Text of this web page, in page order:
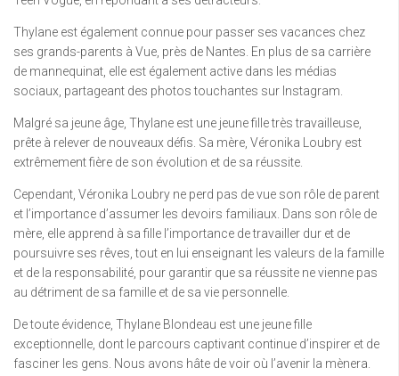
Thylane est également connue pour passer ses vacances chez
ses grands-parents à Vue, près de Nantes. En plus de sa carrière
de mannequinat, elle est également active dans les médias
sociaux, partageant des photos touchantes sur Instagram.
Malgré sa jeune âge, Thylane est une jeune fille très travailleuse,
prête à relever de nouveaux défis. Sa mère, Véronika Loubry est
extrêmement fière de son évolution et de sa réussite.
Cependant, Véronika Loubry ne perd pas de vue son rôle de parent
et l’importance d’assumer les devoirs familiaux. Dans son rôle de
mère, elle apprend à sa fille l’importance de travailler dur et de
poursuivre ses rêves, tout en lui enseignant les valeurs de la famille
et de la responsabilité, pour garantir que sa réussite ne vienne pas
au détriment de sa famille et de sa vie personnelle.
De toute évidence, Thylane Blondeau est une jeune fille
exceptionnelle, dont le parcours captivant continue d’inspirer et de
fasciner les gens. Nous avons hâte de voir où l’avenir la mènera.